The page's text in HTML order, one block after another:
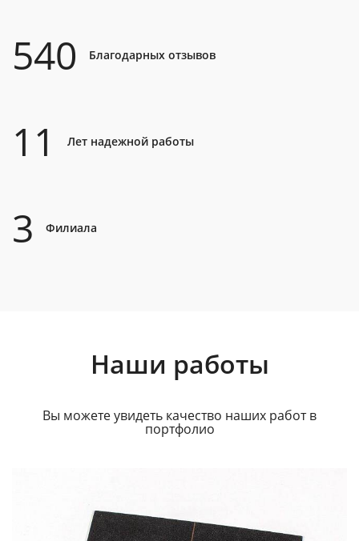
540 Благодарных отзывов
11 Лет надежной работы
3 Филиала
Наши работы
Вы можете увидеть качество наших работ в
портфолио